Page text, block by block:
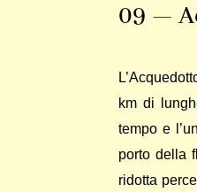
09 —
km di
tempo e
porto della
ridotta